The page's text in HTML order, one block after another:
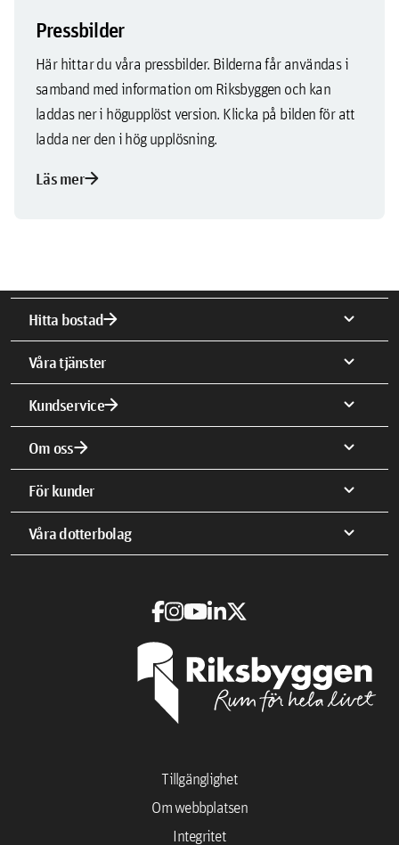
Pressbilder
Här hittar du våra pressbilder. Bilderna får användas i
samband med information om Riksbyggen och kan
laddas ner i högupplöst version. Klicka på bilden för att
ladda ner den i hög upplösning.
Läs merarrow_forward
Hitta bostadarrow_forward expand_more
Våra tjänster expand_more
Kundservicearrow_forward expand_more
Om ossarrow_forward expand_more
För kunder expand_more
Våra dotterbolag expand_more
Integritet
Om webbplatsen
Tillgänglighet